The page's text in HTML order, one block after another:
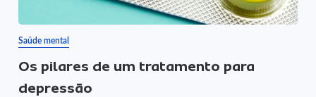
Saúde mental
Os pilares de um tratamento para
depressão